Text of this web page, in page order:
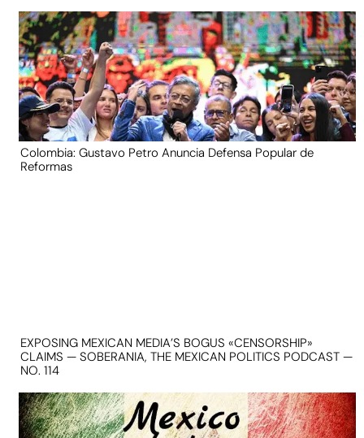
Colombia: Gustavo Petro Anuncia Defensa Popular de
Reformas
EXPOSING MEXICAN MEDIA’S BOGUS «CENSORSHIP»
CLAIMS — SOBERANIA, THE MEXICAN POLITICS PODCAST —
NO. 114